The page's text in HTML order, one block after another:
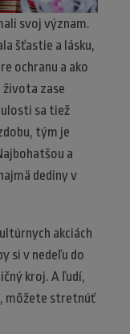
svoj význam.
šťastie a lásku,
ochranu a ako
života zase
sa tiež
tým je
a
dediny v
akciách
si v nedeľu do
kroj. A ľudí,
môžete stretnúť